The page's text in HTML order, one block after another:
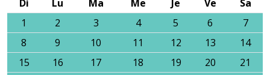
Di
Lu Ma Me Je Ve
Sa
1
2 3 4 5 6
7
8
9 10 11 12 13
14
15
16 17 18 19 20
21